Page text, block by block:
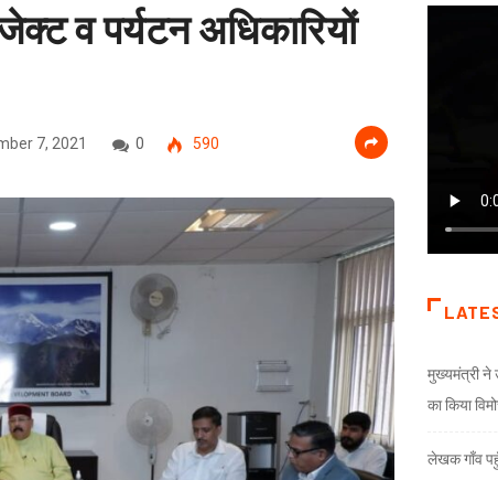
व पर्यटन अधिकारियों
7, 2021 0 590
मुख्यमंत्री ने
का किया
लेखक गाँव